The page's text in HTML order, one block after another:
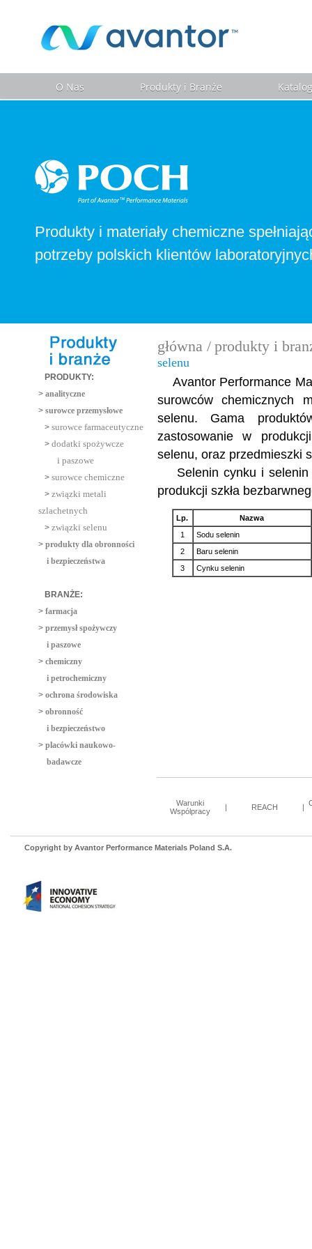
O Nas Produkty i Branże Katalog
Produkty i materiały chemiczne
potrzeby polskich klientów
PRODUKTY:
> analityczne
> surowce przemysłowe
> surowce farmaceutyczne
> dodatki spożywcze
i paszowe
> surowce chemiczne
> związki metali
szlachetnych
> związki selenu
> produkty dla obronności
i bezpieczeństwa
BRANŻE:
> farmacja
> przemysł spożywczy
i paszowe
> chemiczny
i petrochemiczny
> ochrona środowiska
> obronność
i bezpieczeństwo
> placówki naukowo-
badawcze
główna / produkty i
selenu
Avantor Performance
surowców chemicznych
selenu. Gama
zastosowanie w
selenu, oraz przedmieszki
Selenin cynku i selenin
produkcji szkła
Lp.
Nazwa
1
Sodu selenin
2
Baru selenin
3
Cynku selenin
Warunki
Wspólpracy
| REACH |
Copyright by Avantor Performance Materials Poland S.A.